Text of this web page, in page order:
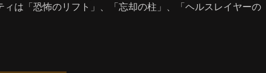
は「恐怖のリフト」、「忘却の柱」、「ヘルスレイヤーの